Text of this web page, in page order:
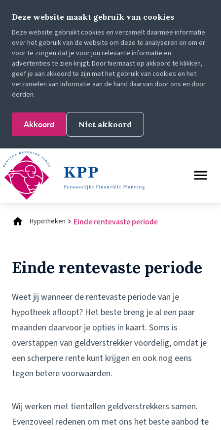
Deze website maakt gebruik van cookies
Deze website gebruikt cookies en verzamelt daarmee informatie
over het gebruik van de website om deze te analyseren en om er
voor te zorgen dat je voor jou relevante informatie en
advertenties te zien krijgt. Door hiernaast op akkoord te klikken,
geef je aan akkoord te zijn met het gebruik van cookies en het
verzamelen van informatie aan de hand daarvan door ons en door
derden.
Akkoord Niet akkoord
Hypotheken Einde rentevaste periode
Einde rentevaste periode
Weet jij wanneer de rentevaste periode van je
hypotheek afloopt? Het beste breng je al een paar
maanden daarvoor je opties in kaart. Soms is
overstappen van geldverstrekker voordelig, omdat je
een scherpere rente kunt krijgen en ook nog eens
tegen betere voorwaarden.
Wij werken met tientallen geldverstrekkers samen.
Evenzoveel redenen om met ons het beste aanbod te